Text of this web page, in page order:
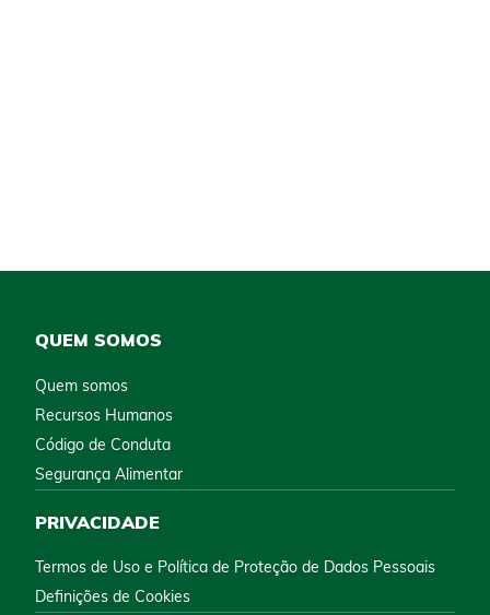
QUEM SOMOS
Quem somos
Recursos Humanos
Código de Conduta
Segurança Alimentar
PRIVACIDADE
Termos de Uso e Política de Proteção de Dados Pessoais
Definições de Cookies